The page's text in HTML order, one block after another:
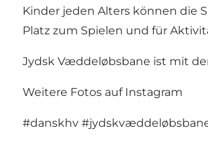
Kinder jeden Alters können die
Platz zum Spielen und für
Jydsk Væddeløbsbane ist mit
Weitere Fotos auf Instagram
#danskhv